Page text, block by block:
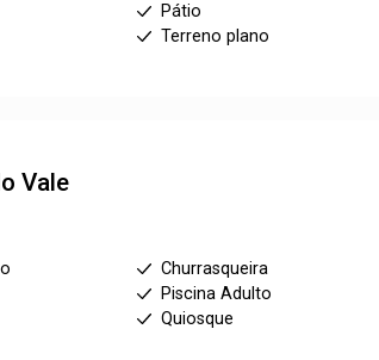
Pátio
Terreno plano
Vale
Churrasqueira
Piscina Adulto
Quiosque